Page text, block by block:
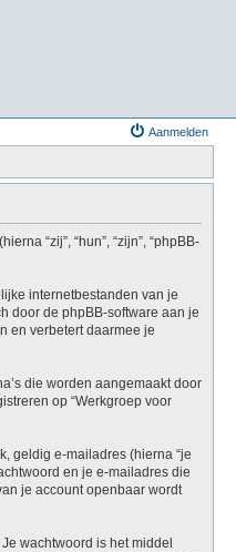
Aanmelden
“zij”, “hun”, “zijn”, “phpBB-
internetbestanden van je
door de phpBB-software aan je
en verbetert daarmee je
die worden aangemaakt door
op “Werkgroep voor
geldig e-mailadres (hierna “je
en je e-mailadres die
je account openbaar wordt
wachtwoord is het middel